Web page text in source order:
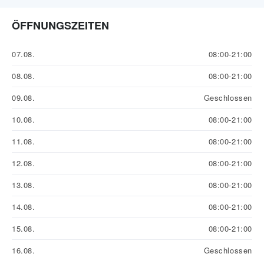
ÖFFNUNGSZEITEN
07.08.
08:00-21:00
08.08.
08:00-21:00
09.08.
Geschlossen
10.08.
08:00-21:00
11.08.
08:00-21:00
12.08.
08:00-21:00
13.08.
08:00-21:00
14.08.
08:00-21:00
15.08.
08:00-21:00
16.08.
Geschlossen